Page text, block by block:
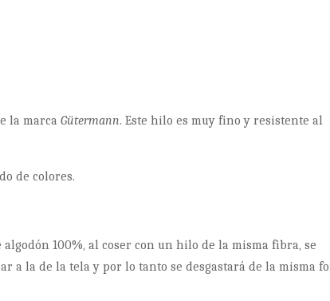
la marcaGütermann. Este hilo es muy fino y resistente al
de colores.
100%, al coser con un hilo de la misma fibra, se
a la de la tela y por lo tanto se desgastará de la misma